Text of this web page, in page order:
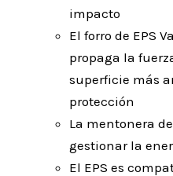
impacto
El forro de EPS
propaga la
superficie más
protección
La mentonera
gestionar la
El EPS es